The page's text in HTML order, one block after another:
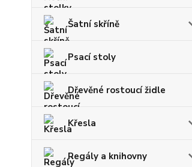
Šatní skříně
Psací stoly
Dřevěné rostoucí židle
Křesla
Regály a knihovny